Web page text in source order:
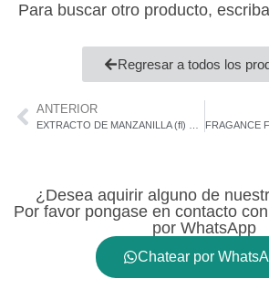
Para buscar otro producto,
Regresar a todos los
ANTERIOR
¿Desea aquirir alguno de
Por favor pongase en contacto
por WhatsApp
Chatear por